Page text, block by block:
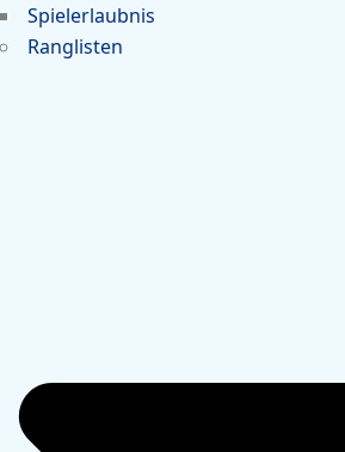
Spielerlaubnis
Ranglisten